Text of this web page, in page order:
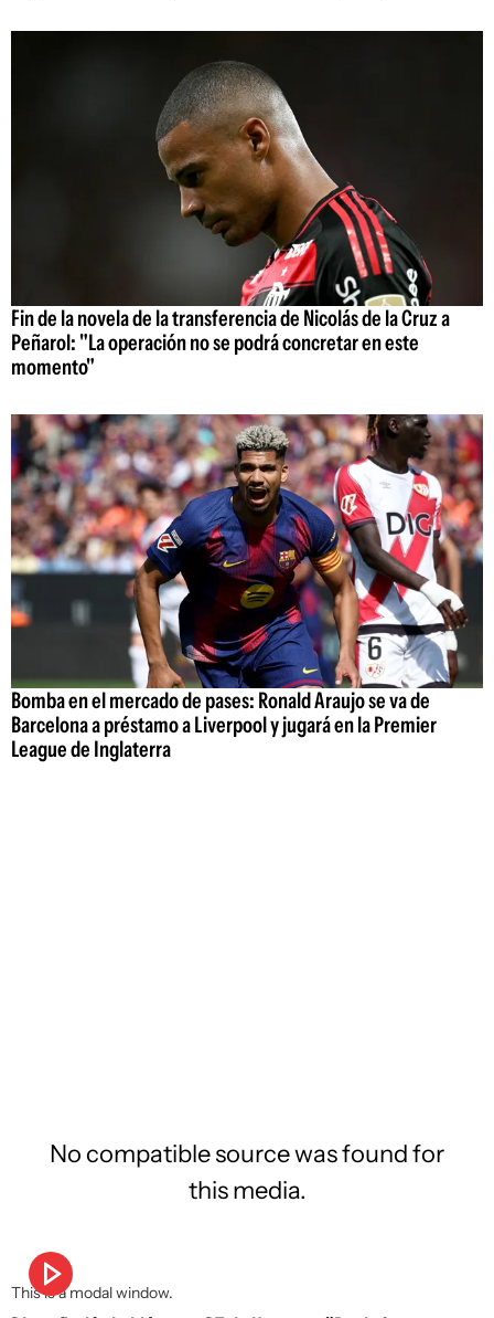
Fin de la novela de la transferencia de Nicolás de la Cruz a
Peñarol: "La operación no se podrá concretar en este
momento"
Bomba en el mercado de pases: Ronald Araujo se va de
Barcelona a préstamo a Liverpool y jugará en la Premier
League de Inglaterra
This is a modal window.
No compatible source was found for
this media.